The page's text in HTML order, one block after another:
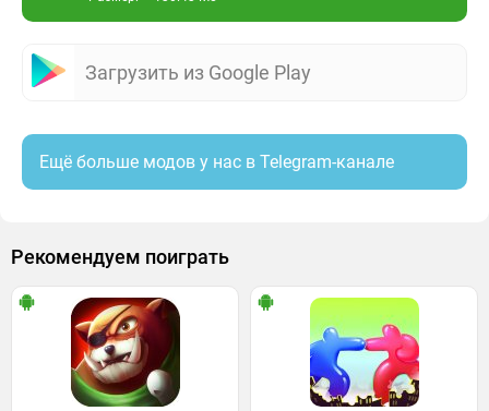
Загрузить из Google Play
Ещё больше модов у нас в Telegram-канале
Рекомендуем поиграть